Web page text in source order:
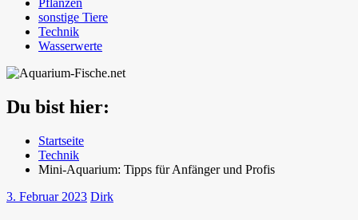
Pflanzen
sonstige Tiere
Technik
Wasserwerte
Du bist hier:
Startseite
Technik
Mini-Aquarium: Tipps für Anfänger und Profis
3. Februar 2023 Dirk